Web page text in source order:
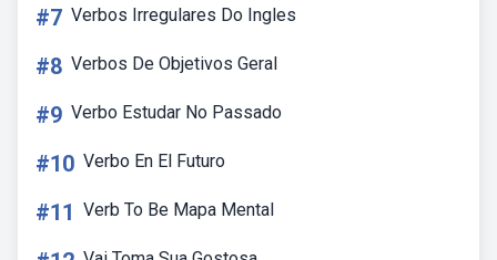
#7 Verbos Irregulares Do Ingles
#8 Verbos De Objetivos Geral
#9 Verbo Estudar No Passado
#10 Verbo En El Futuro
#11 Verb To Be Mapa Mental